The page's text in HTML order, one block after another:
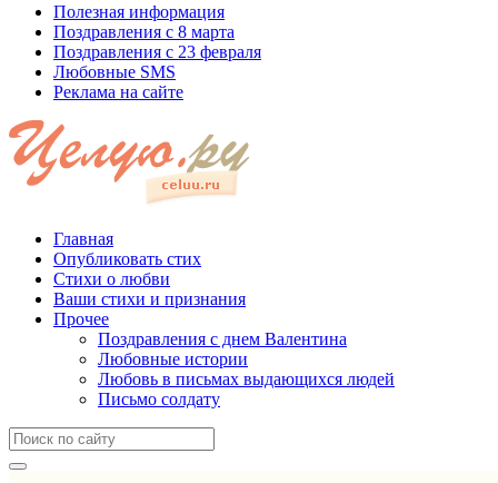
Полезная информация
Поздравления с 8 марта
Поздравления с 23 февраля
Любовные SMS
Реклама на сайте
Главная
Опубликовать стих
Стихи о любви
Ваши стихи и признания
Прочее
Поздравления с днем Валентина
Любовные истории
Любовь в письмах выдающихся людей
Письмо солдату